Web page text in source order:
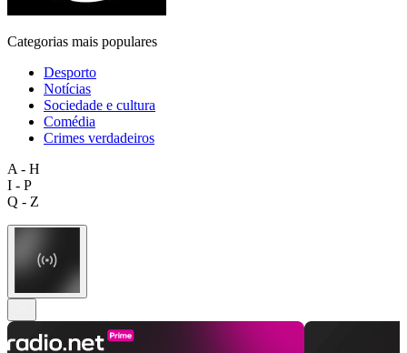
Categorias mais populares
Desporto
Notícias
Sociedade e cultura
Comédia
Crimes verdadeiros
A - H
I - P
Q - Z